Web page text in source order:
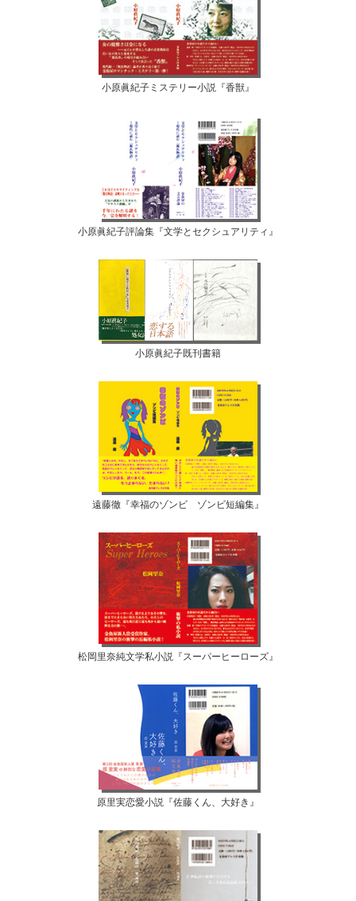
小原眞紀子ミステリー小説『香獣』
小原眞紀子評論集『文学とセクシュアリティ』
小原眞紀子既刊書籍
遠藤徹『幸福のゾンビ ゾンビ短編集』
松岡里奈純文学私小説『スーパーヒーローズ』
原里実恋愛小説『佐藤くん、大好き』